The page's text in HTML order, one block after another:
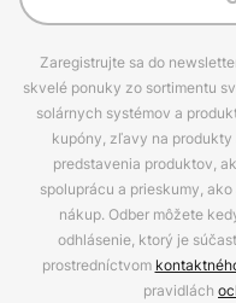
Zaregistrujte sa do
skvelé ponuky zo sortimentu
solárnych systémov a
kupóny, zľavy na
predstavenia produktov,
spoluprácu a prieskumy,
nákup. Odber môžete
odhlásenie, ktorý je
prostredníctvom
pravidlách